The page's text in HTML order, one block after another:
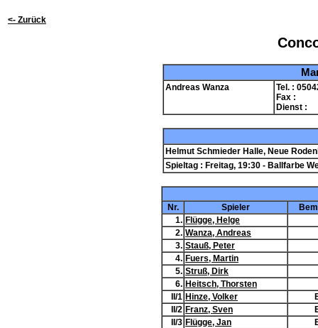
<- Zurück
Andreas Wanza
Tel. :
Fax :
Dienst :
Helmut Schmieder Halle, Neue
Spieltag : Freitag, 19:30 - Ballfarbe
Nr. Spieler
1. Flügge, Helge
2. Wanza, Andreas
3. Stauß, Peter
4. Fuers, Martin
5. Struß, Dirk
6. Heitsch, Thorsten
II/1 Hinze, Volker
II/2 Franz, Sven
II/3 Flügge, Jan